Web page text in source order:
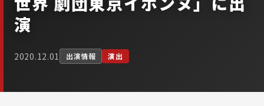
演
2020.12.01 出演情報 演出